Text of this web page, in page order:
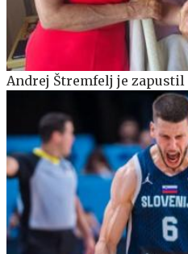
Andrej Štremfelj je